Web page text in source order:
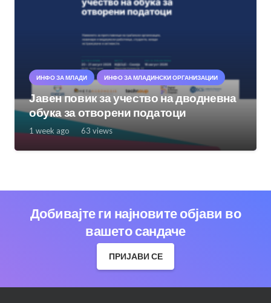
ИНФО ЗА МЛАДИ ИНФО ЗА МЛАДИНСКИ ОРГАНИЗАЦИИ
Јавен повик за учество на дводневна
обука за отворени податоци
1 week ago 63 views
Добивајте ги најновите објави во
вашето сандаче
ПРИЈАВИ СЕ